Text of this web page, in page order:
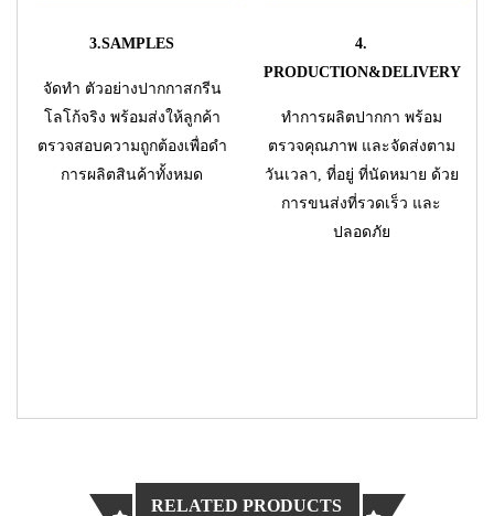
3.SAMPLES
จัดทำ ตัวอย่างปากกาสกรีน
โลโก้จริง พร้อมส่งให้ลูกค้า
ตรวจสอบความถูกต้องเพื่อดำ
การผลิตสินค้าทั้งหมด
4.
PRODUCTION&DELIVERY
ทำการผลิตปากกา พร้อม
ตรวจคุณภาพ และจัดส่งตาม
วันเวลา, ที่อยู่ ที่นัดหมาย ด้วย
การขนส่งที่รวดเร็ว และ
ปลอดภัย
RELATED PRODUCTS